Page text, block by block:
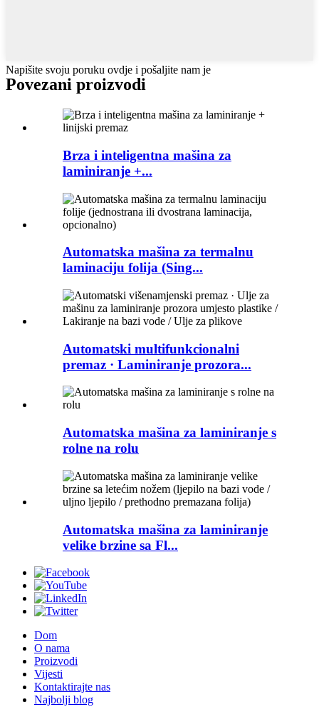
Napišite svoju poruku ovdje i pošaljite nam je
Povezani proizvodi
Brza i inteligentna mašina za
laminiranje +...
Automatska mašina za termalnu
laminaciju folija (Sing...
Automatski multifunkcionalni
premaz · Laminiranje prozora...
Automatska mašina za laminiranje s
rolne na rolu
Automatska mašina za laminiranje
velike brzine sa Fl...
Dom
O nama
Proizvodi
Vijesti
Kontaktirajte nas
Najbolji blog